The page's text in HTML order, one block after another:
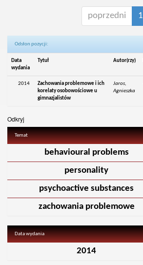
poprzedni 1
Odsłon pozycji:
Data
wydania
Tytuł Autor(rzy)
2014
Zachowania problemowe i ich
korelaty osobowościowe u
gimnazjalistów
Jaros,
Agnieszka
Odkryj
Temat
behavioural problems
personality
psychoactive substances
zachowania problemowe
Data wydania
2014